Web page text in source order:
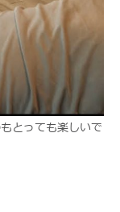
とっても楽しいで